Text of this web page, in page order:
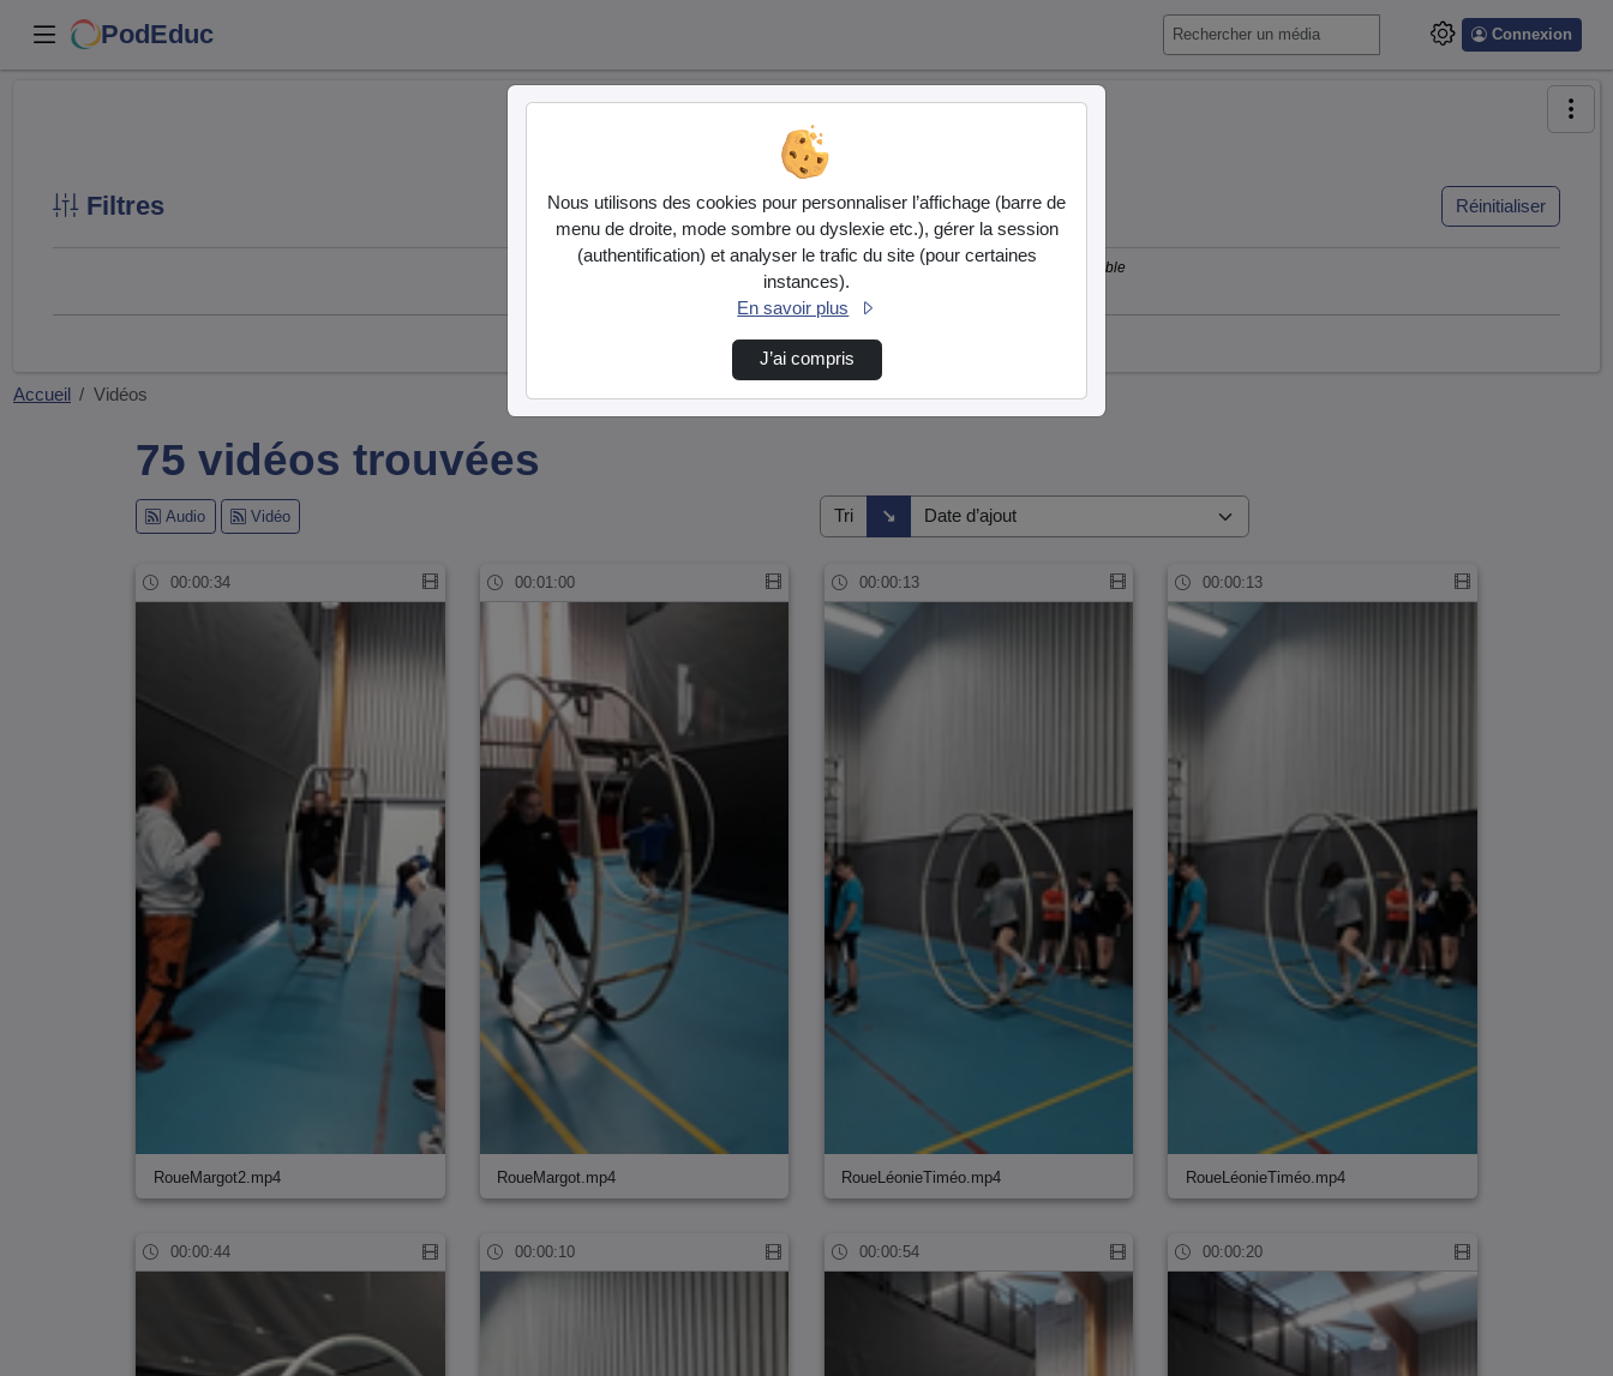
PodEduc Connexion
Filtres Réinitialiser
Accueil Vidéos
75 vidéos trouvées
Audio Vidéo Tri ↘
Direction de tri
00:00:34
RoueMargot2.mp4
00:01:00
RoueMargot.mp4
00:00:13
RoueLéonieTiméo.mp4
00:00:13
RoueLéonieTiméo.mp4
00:00:44 00:00:10 00:00:54 00:00:20
Nous utilisons des cookies pour personnaliser l’affichage (barre de
menu de droite, mode sombre ou dyslexie etc.), gérer la session
(authentification) et analyser le trafic du site (pour certaines
instances).
En savoir plus
J’ai compris